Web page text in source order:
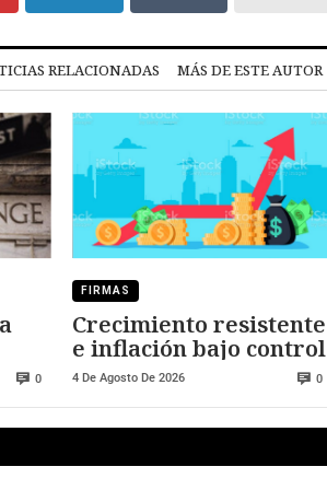
RELACIONADAS MÁS DE ESTE AUTOR
0
FIRMAS
Crecimiento resistente
e inflación bajo control
4 De Agosto De 2026 0